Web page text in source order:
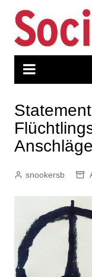
Inhalt
springen
snookersb